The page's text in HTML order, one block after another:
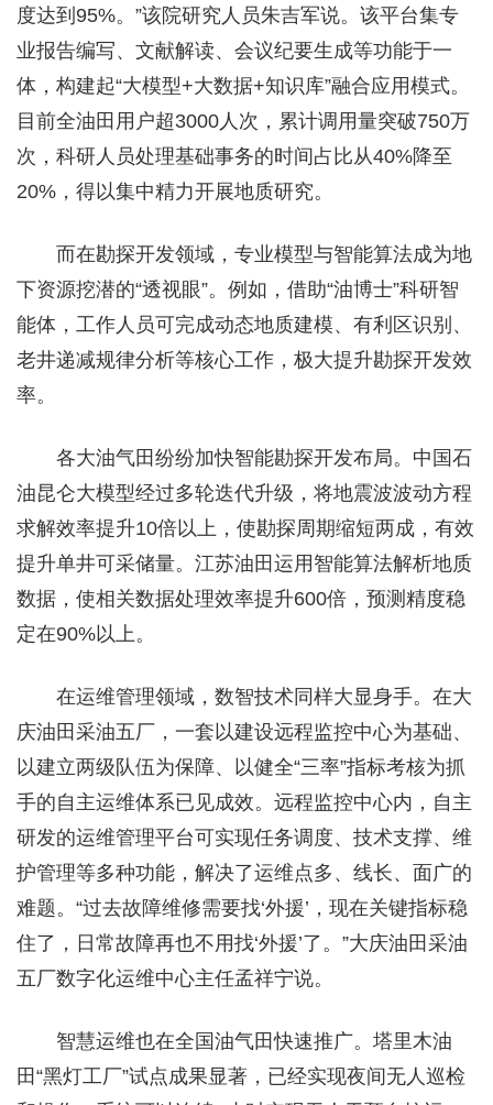
度达到95%。”该院研究人员朱吉军说。该平台集专
业报告编写、文献解读、会议纪要生成等功能于一
体，构建起“大模型+大数据+知识库”融合应用模式。
目前全油田用户超3000人次，累计调用量突破750万
次，科研人员处理基础事务的时间占比从40%降至
20%，得以集中精力开展地质研究。
而在勘探开发领域，专业模型与智能算法成为地
下资源挖潜的“透视眼”。例如，借助“油博士”科研智
能体，工作人员可完成动态地质建模、有利区识别、
老井递减规律分析等核心工作，极大提升勘探开发效
率。
各大油气田纷纷加快智能勘探开发布局。中国石
油昆仑大模型经过多轮迭代升级，将地震波波动方程
求解效率提升10倍以上，使勘探周期缩短两成，有效
提升单井可采储量。江苏油田运用智能算法解析地质
数据，使相关数据处理效率提升600倍，预测精度稳
定在90%以上。
在运维管理领域，数智技术同样大显身手。在大
庆油田采油五厂，一套以建设远程监控中心为基础、
以建立两级队伍为保障、以健全“三率”指标考核为抓
手的自主运维体系已见成效。远程监控中心内，自主
研发的运维管理平台可实现任务调度、技术支撑、维
护管理等多种功能，解决了运维点多、线长、面广的
难题。“过去故障维修需要找‘外援’，现在关键指标稳
住了，日常故障再也不用找‘外援’了。”大庆油田采油
五厂数字化运维中心主任孟祥宁说。
智慧运维也在全国油气田快速推广。塔里木油
田“黑灯工厂”试点成果显著，已经实现夜间无人巡检